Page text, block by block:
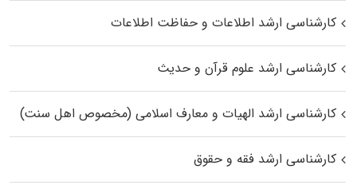
کارشناسی ارشد اطلاعات و حفاظت اطلاعات
کارشناسی ارشد علوم قرآن و حدیث
کارشناسی ارشد الهیات و معارف اسلامی (مخصوص اهل سنت)
کارشناسی ارشد فقه و حقوق